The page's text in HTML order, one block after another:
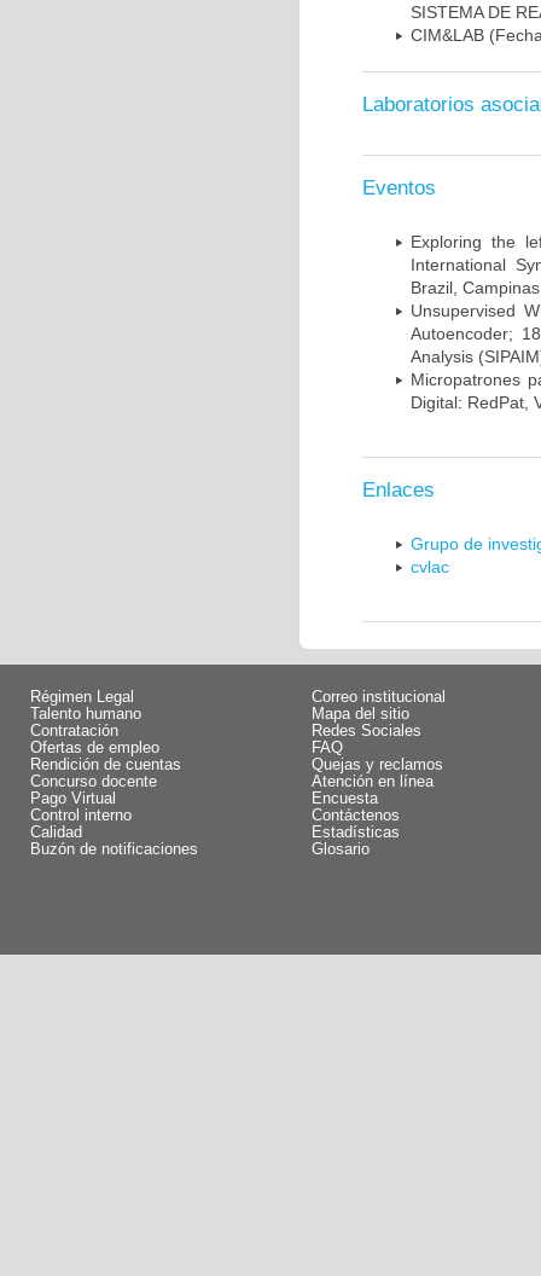
SISTEMA DE
CIM&LAB
Laboratorios
Eventos
Exploring the
International
Brazil,
Unsupervised
Autoencoder;
Analysis
Micropatrones
Digital: RedPat,
Enlaces
Grupo de
cvlac
Régimen Legal
Talento humano
Contratación
Ofertas de empleo
Rendición de cuentas
Concurso docente
Pago Virtual
Control interno
Calidad
Buzón de notificaciones
Correo institucional
Mapa del sitio
Redes Sociales
FAQ
Quejas y reclamos
Atención en línea
Encuesta
Contáctenos
Estadísticas
Glosario